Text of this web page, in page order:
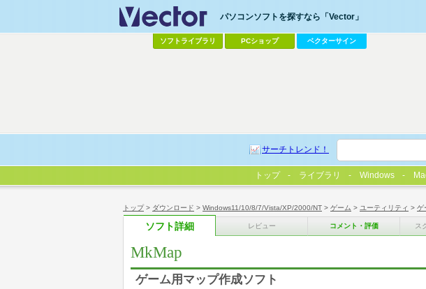
トップ> ダウンロード > Windows11/10/8/7/Vista/XP/2000/NT > ゲーム > ユーティリティ > ゲ
ソフト詳細 レビュー コメント・評価 ス
MkMap
ゲーム用マップ作成ソフト
パソコンソフトを探すなら「Vector」
ソフトライブラリ PCショップ ベクターサイン
サーチトレンド！
トップ ライブラリ Windows